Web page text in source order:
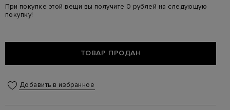
При покупке этой вещи вы получите 0 рублей на следующую
покупку!
ТОВАР ПРОДАН
Добавить в избранное